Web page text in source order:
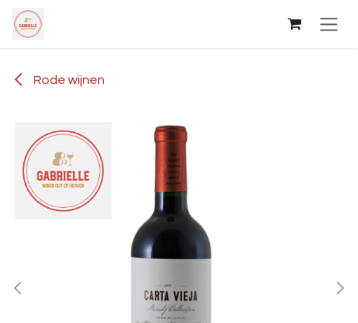
Overslaan naar inhoud
Rode wijnen